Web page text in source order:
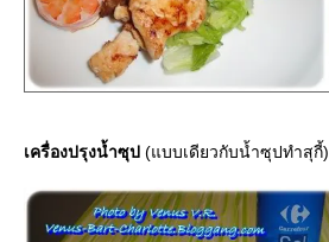
เครื่องปรุงน้ำซุป (แบบเดียวกับน้ำซุปทำสุกี้)